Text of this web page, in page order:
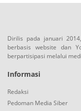
Dirilis pada januari
berbasis website dan
berpartisipasi melalui
Informasi
Redaksi
Pedoman Media Siber